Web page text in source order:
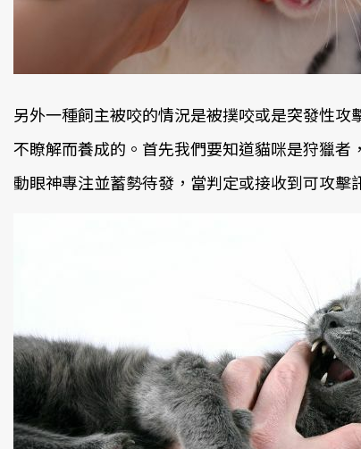
另外一種飼主被咬的情況是被撲咬或是突發性
不瞭解而養成的。首先我們要知道貓咪是狩獵
動眼神專注並蓄勢待發，當判定或接收到可攻擊